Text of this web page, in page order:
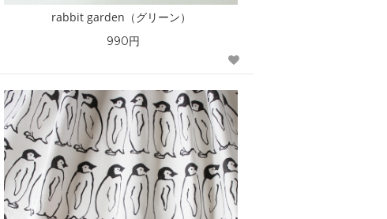
rabbit garden（グリーン）
990円